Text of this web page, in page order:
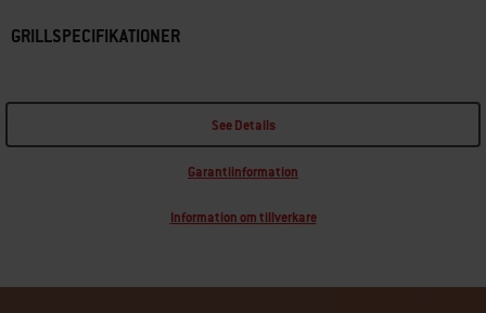
GRILLSPECIFIKATIONER
See Details
Garantiinformation
Information om tillverkare